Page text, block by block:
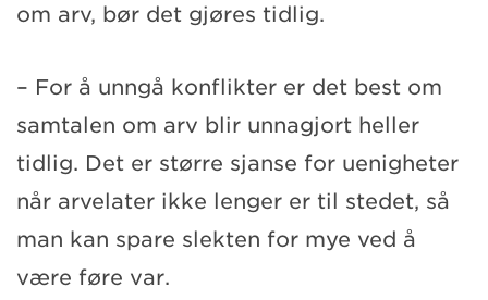
om arv, bør det gjøres tidlig.
– For å unngå konflikter er det best om
samtalen om arv blir unnagjort heller
tidlig. Det er større sjanse for uenigheter
når arvelater ikke lenger er til stedet, så
man kan spare slekten for mye ved å
være føre var.